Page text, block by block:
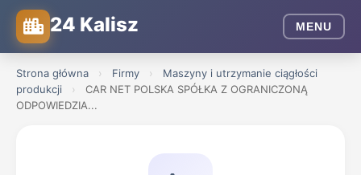
24 Kalisz MENU
Strona główna › Firmy ›
Maszyny i utrzymanie ciągłości
produkcji
›
CAR NET POLSKA SPÓŁKA Z OGRANICZONĄ
ODPOWIEDZIA...